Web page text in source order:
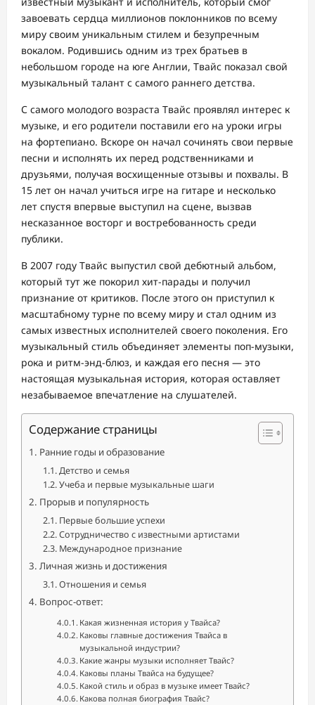
завоевать сердца миллионов поклонников по всему
миру своим уникальным стилем и безупречным
вокалом. Родившись одним из трех братьев в
небольшом городе на юге Англии, Твайс показал свой
музыкальный талант с самого раннего детства.
С самого молодого возраста Твайс проявлял интерес к
музыке, и его родители поставили его на уроки игры
на фортепиано. Вскоре он начал сочинять свои первые
песни и исполнять их перед родственниками и
друзьями, получая восхищенные отзывы и похвалы. В
15 лет он начал учиться игре на гитаре и несколько
лет спустя впервые выступил на сцене, вызвав
несказанное восторг и востребованность среди
публики.
В 2007 году Твайс выпустил свой дебютный альбом,
который тут же покорил хит-парады и получил
признание от критиков. После этого он приступил к
масштабному турне по всему миру и стал одним из
самых известных исполнителей своего поколения. Его
музыкальный стиль объединяет элементы поп-музыки,
рока и ритм-энд-блюз, и каждая его песня — это
настоящая музыкальная история, которая оставляет
незабываемое впечатление на слушателей.
Содержание страницы
Ранние годы и образование
Детство и семья
Учеба и первые музыкальные шаги
Прорыв и популярность
Первые большие успехи
Сотрудничество с известными артистами
Международное признание
Личная жизнь и достижения
Отношения и семья
Вопрос-ответ:
Какая жизненная история у Твайса?
Каковы главные достижения Твайса в
музыкальной индустрии?
Какие жанры музыки исполняет Твайс?
Каковы планы Твайса на будущее?
Какой стиль и образ в музыке имеет Твайс?
Какова полная биография Твайс?